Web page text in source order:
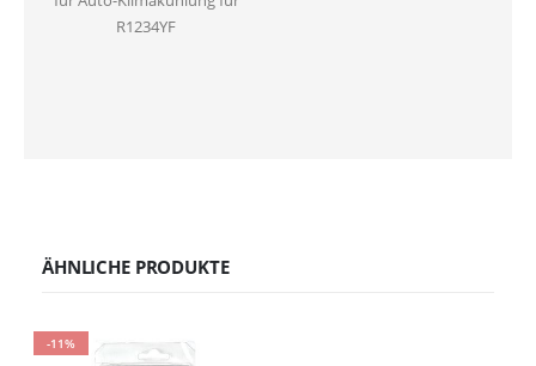
R1234YF
ÄHNLICHE PRODUKTE
-11%